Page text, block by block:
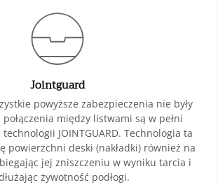
Jointguard
powyższe zabezpieczenia nie były
między listwami są w pełni
JOINTGUARD. Technologia ta
powierzchni deski (nakładki) również na
jej zniszczeniu w wyniku tarcia i
żywotność podłogi.